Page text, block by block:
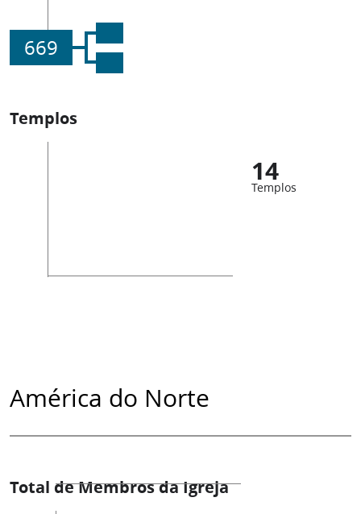
669
Templos
14
Templos
América do Norte
Total de Membros da Igreja